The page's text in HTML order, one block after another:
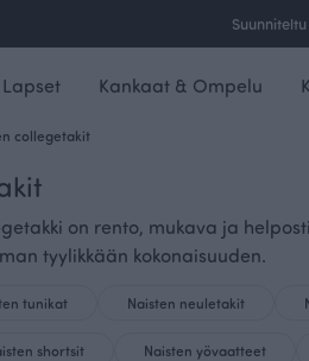
Lapset Kankaat & Ompelu
collegetakit
on rento, mukava ja
tyylikkään kokonaisuuden.
tunikat Naisten neuletakit
shortsit Naisten yövaatteet